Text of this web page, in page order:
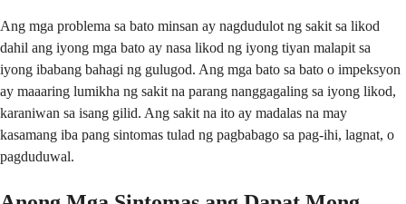
Ang mga problema sa bato minsan ay nagdudulot ng sakit sa likod
dahil ang iyong mga bato ay nasa likod ng iyong tiyan malapit sa
iyong ibabang bahagi ng gulugod. Ang mga bato sa bato o impeksyon
ay maaaring lumikha ng sakit na parang nanggagaling sa iyong likod,
karaniwan sa isang gilid. Ang sakit na ito ay madalas na may
kasamang iba pang sintomas tulad ng pagbabago sa pag-ihi, lagnat, o
pagduduwal.